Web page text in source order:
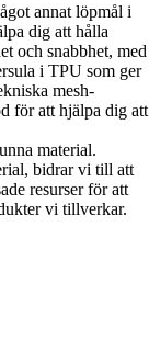
annat löpmål i
dig att hålla
och snabbhet, med
i TPU som ger
mesh-
för att hjälpa dig att
material.
bidrar vi till att
resurser för att
vi tillverkar.